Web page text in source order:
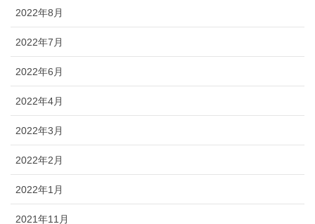
2022年8月
2022年7月
2022年6月
2022年4月
2022年3月
2022年2月
2022年1月
2021年11月